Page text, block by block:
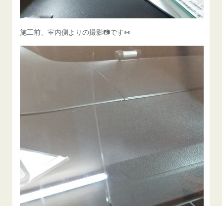
施工前、室内側よりの撮影📷️です👀